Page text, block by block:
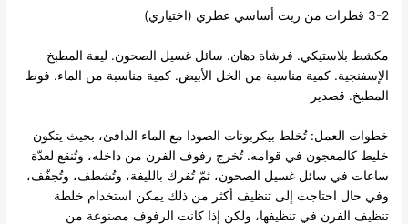
3-2 قطرات من زيت أساسي عطري (اختياري)
مكشط بلاستيكي. فرشاة دهان. سائل غسيل الصحون. ليفة المطبخ
الإسفنجية. كمية مناسبة من الخل الأبيض. كمية مناسبة من الماء. فوط
المطبخ. قصدير
خطوات العمل: تُخلط بيكربونات الصودا مع الماء الدافئ، بحيث يتكون
خليط كالمعجون في قوامه. تُخرج رفوف الفرن من داخله، وتُنقع لعدّة
ساعات في سائل غسيل الصحون، ثمّ تُفرك بالليفة، وتُشطف، وتُجفّف،
وفي حال احتاجت إلى تنظيف أكثر من ذلك يمكن استخدام خلطة
تنظيف الفرن في تنظيفها، ولكن إذا كانت الرفوف مصنوعة من